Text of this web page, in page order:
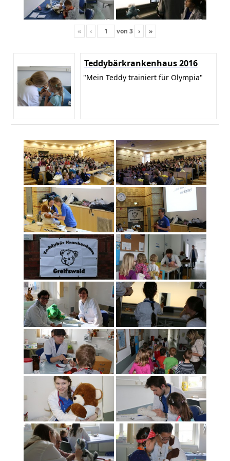
« ‹ von 3 › »
Teddybärkrankenhaus 2016
"Mein Teddy trainiert für Olympia"